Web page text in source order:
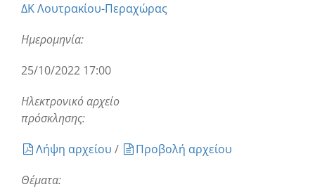
ΔΚ Λουτρακίου-Περαχώρας
Ημερομηνία:
25/10/2022 17:00
Ηλεκτρονικό αρχείο
πρόσκλησης:
Λήψη αρχείου /
Προβολή αρχείου
Θέματα: